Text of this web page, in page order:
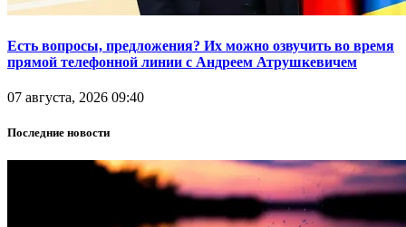
Есть вопросы, предложения? Их можно озвучить во время
прямой телефонной линии с Андреем Атрушкевичем
07 августа, 2026 09:40
Последние новости